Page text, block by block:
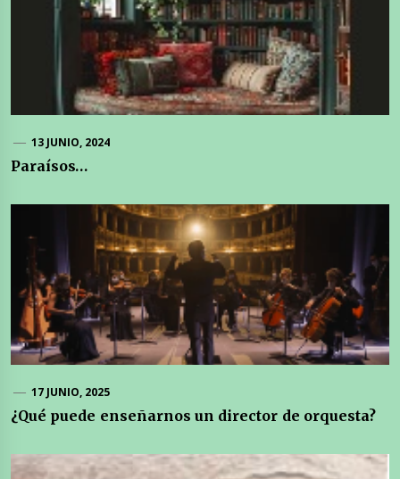
13 JUNIO, 2024
Paraísos…
17 JUNIO, 2025
¿Qué puede enseñarnos un director de orquesta?